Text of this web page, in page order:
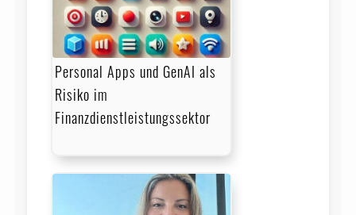
Personal Apps und GenAI als
Risiko im
Finanzdienstleistungssektor